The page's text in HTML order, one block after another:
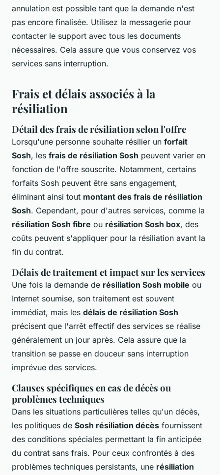
annulation est possible tant que la demande n'est
pas encore finalisée. Utilisez la messagerie pour
contacter le support avec tous les documents
nécessaires. Cela assure que vous conservez vos
services sans interruption.
Frais et délais associés à la
résiliation
Détail des frais de résiliation selon l'offre
Lorsqu'une personne souhaite résilier un forfait
Sosh, les frais de résiliation Sosh peuvent varier en
fonction de l'offre souscrite. Notamment, certains
forfaits Sosh peuvent être sans engagement,
éliminant ainsi tout montant des frais de résiliation
Sosh. Cependant, pour d'autres services, comme la
résiliation Sosh fibre ou résiliation Sosh box, des
coûts peuvent s'appliquer pour la résiliation avant la
fin du contrat.
Délais de traitement et impact sur les services
Une fois la demande de résiliation Sosh mobile ou
Internet soumise, son traitement est souvent
immédiat, mais les délais de résiliation Sosh
précisent que l'arrêt effectif des services se réalise
généralement un jour après. Cela assure que la
transition se passe en douceur sans interruption
imprévue des services.
Clauses spécifiques en cas de décès ou
problèmes techniques
Dans les situations particulières telles qu'un décès,
les politiques de Sosh résiliation décès fournissent
des conditions spéciales permettant la fin anticipée
du contrat sans frais. Pour ceux confrontés à des
problèmes techniques persistants, une résiliation